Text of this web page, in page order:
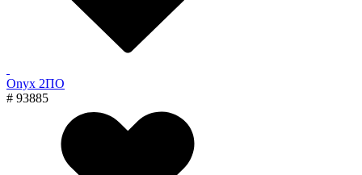
Onyx 2ПО
# 93885